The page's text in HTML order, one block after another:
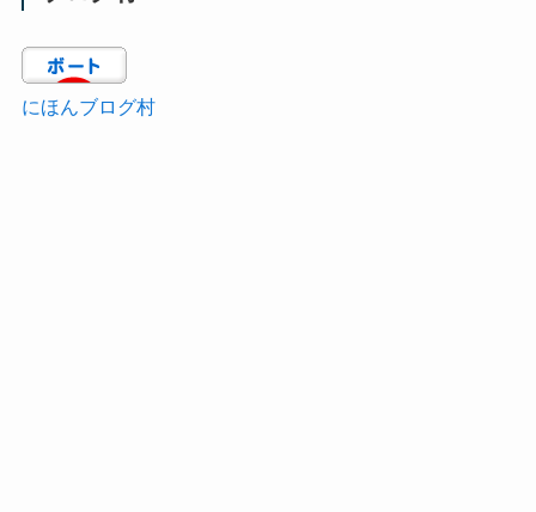
にほんブログ村